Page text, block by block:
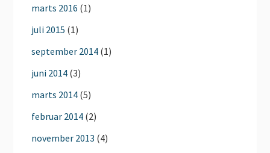
marts 2016 (1)
juli 2015 (1)
september 2014 (1)
juni 2014 (3)
marts 2014 (5)
februar 2014 (2)
november 2013 (4)